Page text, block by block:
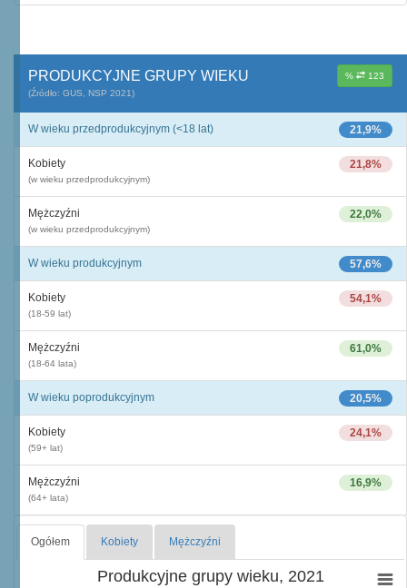
% 123
PRODUKCYJNE GRUPY WIEKU
(Źródło: GUS, NSP 2021)
21,9%
W wieku przedprodukcyjnym (<18 lat)
21,8%
Kobiety
(w wieku przedprodukcyjnym)
22,0%
Mężczyźni
(w wieku przedprodukcyjnym)
57,6%
W wieku produkcyjnym
54,1%
Kobiety
(18-59 lat)
61,0%
Mężczyźni
(18-64 lata)
20,5%
W wieku poprodukcyjnym
24,1%
Kobiety
(59+ lat)
16,9%
Mężczyźni
(64+ lata)
Ogółem Kobiety Mężczyźni
Produkcyjne grupy wieku, 2021